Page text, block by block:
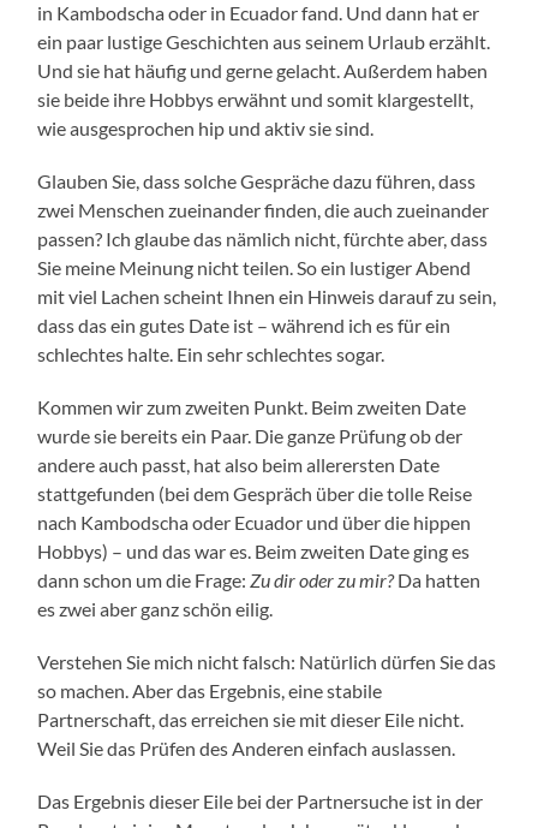
in Kambodscha oder in Ecuador fand. Und dann hat er
ein paar lustige Geschichten aus seinem Urlaub erzählt.
Und sie hat häufig und gerne gelacht. Außerdem haben
sie beide ihre Hobbys erwähnt und somit klargestellt,
wie ausgesprochen hip und aktiv sie sind.
Glauben Sie, dass solche Gespräche dazu führen, dass
zwei Menschen zueinander finden, die auch zueinander
passen? Ich glaube das nämlich nicht, fürchte aber, dass
Sie meine Meinung nicht teilen. So ein lustiger Abend
mit viel Lachen scheint Ihnen ein Hinweis darauf zu sein,
dass das ein gutes Date ist – während ich es für ein
schlechtes halte. Ein sehr schlechtes sogar.
Kommen wir zum zweiten Punkt. Beim zweiten Date
wurde sie bereits ein Paar. Die ganze Prüfung ob der
andere auch passt, hat also beim allerersten Date
stattgefunden (bei dem Gespräch über die tolle Reise
nach Kambodscha oder Ecuador und über die hippen
Hobbys) – und das war es. Beim zweiten Date ging es
dann schon um die Frage:Zu dir oder zu mir?Da hatten
es zwei aber ganz schön eilig.
Verstehen Sie mich nicht falsch: Natürlich dürfen Sie das
so machen. Aber das Ergebnis, eine stabile
Partnerschaft, das erreichen sie mit dieser Eile nicht.
Weil Sie das Prüfen des Anderen einfach auslassen.
Das Ergebnis dieser Eile bei der Partnersuche ist in der